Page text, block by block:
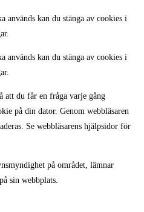
används kan du stänga av cookies i
används kan du stänga av cookies i
att du får en fråga varje gång
på din dator. Genom webbläsaren
Se webbläsarens hjälpsidor för
på området, lämnar
sin webbplats.